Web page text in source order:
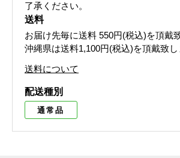
了承ください。
送料
お届け先毎に送料 550円(税込)を頂戴
沖縄県は送料1,100円(税込)を頂戴致し
送料について
配送種別
通常品